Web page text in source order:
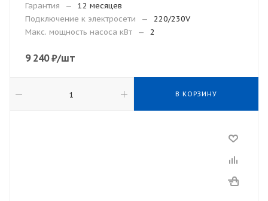
Гарантия
—
12 месяцев
Подключение к электросети
—
220/230V
Макс. мощность насоса кВт
— 2
9 240₽/шт
В КОРЗИНУ